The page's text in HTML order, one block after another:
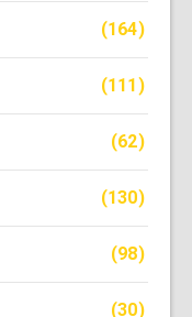
(164)
(111)
(62)
(130)
(98)
(30)